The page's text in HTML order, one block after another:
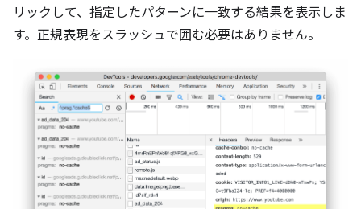
リックして、指定したパターンに一致する結果を表示しま
す。正規表現をスラッシュで囲む必要はありません。